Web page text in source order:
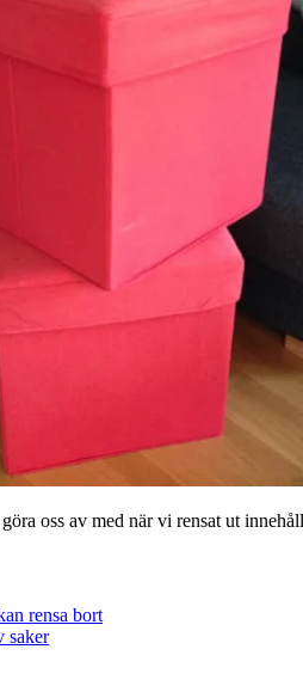
oss av med när vi rensat ut
rensa bort
saker